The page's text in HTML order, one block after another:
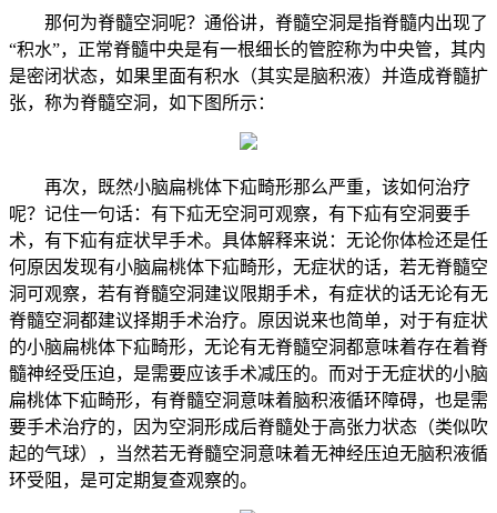
那何为脊髓空洞呢？通俗讲，脊髓空洞是指脊髓内出现了
“积水”，正常脊髓中央是有一根细长的管腔称为中央管，其内
是密闭状态，如果里面有积水（其实是脑积液）并造成脊髓扩
张，称为脊髓空洞，如下图所示：
再次，既然小脑扁桃体下疝畸形那么严重，该如何治疗
呢？记住一句话：有下疝无空洞可观察，有下疝有空洞要手
术，有下疝有症状早手术。具体解释来说：无论你体检还是任
何原因发现有小脑扁桃体下疝畸形，无症状的话，若无脊髓空
洞可观察，若有脊髓空洞建议限期手术，有症状的话无论有无
脊髓空洞都建议择期手术治疗。原因说来也简单，对于有症状
的小脑扁桃体下疝畸形，无论有无脊髓空洞都意味着存在着脊
髓神经受压迫，是需要应该手术减压的。而对于无症状的小脑
扁桃体下疝畸形，有脊髓空洞意味着脑积液循环障碍，也是需
要手术治疗的，因为空洞形成后脊髓处于高张力状态（类似吹
起的气球），当然若无脊髓空洞意味着无神经压迫无脑积液循
环受阻，是可定期复查观察的。